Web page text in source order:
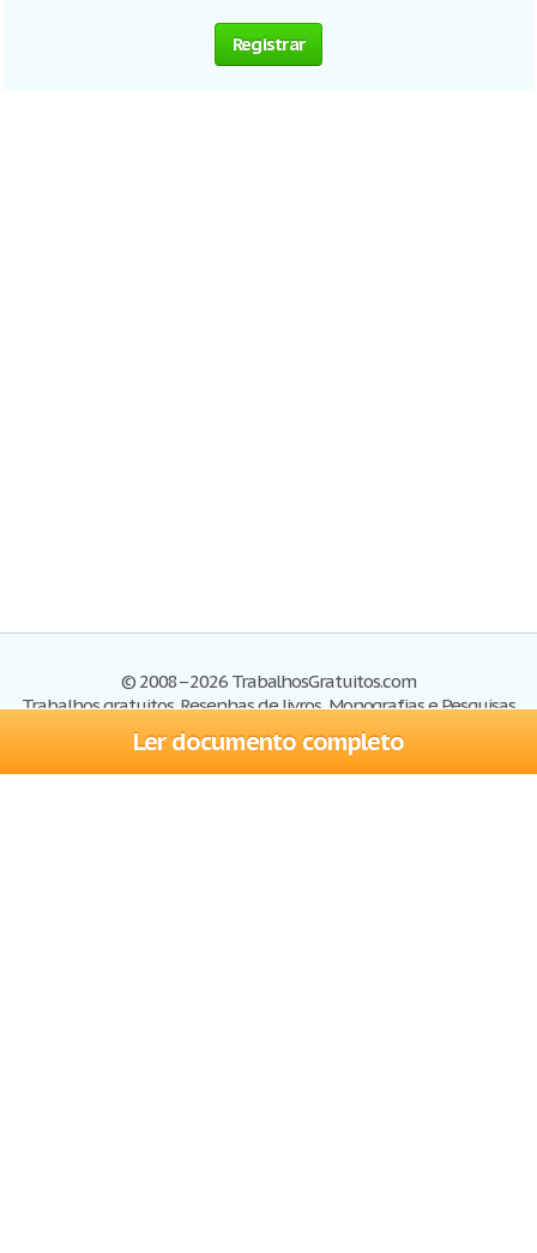
Ler documento completo
Registrar
© 2008–2026 TrabalhosGratuitos.com
Trabalhos gratuitos, Resenhas de livros, Monografias e Pesquisas